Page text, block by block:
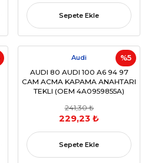
Sepete Ekle
%5
Audi
AUDI 80 AUDI 100 A6 94 97
CAM ACMA KAPAMA ANAHTARI
TEKLI (OEM 4A0959855A)
241,30 ₺
229,23 ₺
Sepete Ekle